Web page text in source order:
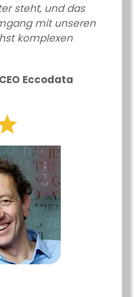
steht, und das
mit unseren
komplexen
Eccodata